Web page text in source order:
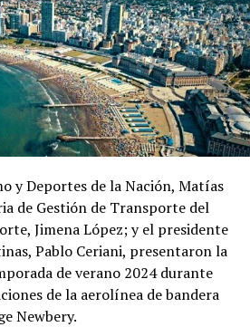
y Deportes de la Nación, Matías
de Gestión de Transporte del
Jimena López; y el presidente
Pablo Ceriani, presentaron la
de verano 2024 durante
de la aerolínea de bandera
Newbery.